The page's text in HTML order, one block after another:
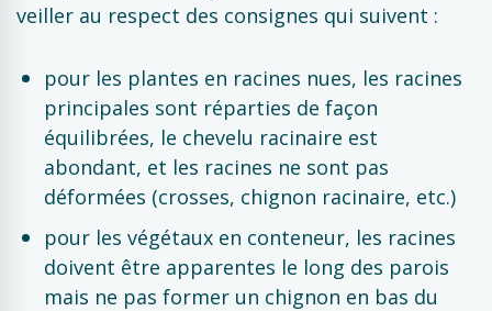
veiller au respect des consignes qui suivent :
pour les plantes en racines nues, les racines
principales sont réparties de façon
équilibrées, le chevelu racinaire est
abondant, et les racines ne sont pas
déformées (crosses, chignon racinaire, etc.)
pour les végétaux en conteneur, les racines
doivent être apparentes le long des parois
mais ne pas former un chignon en bas du